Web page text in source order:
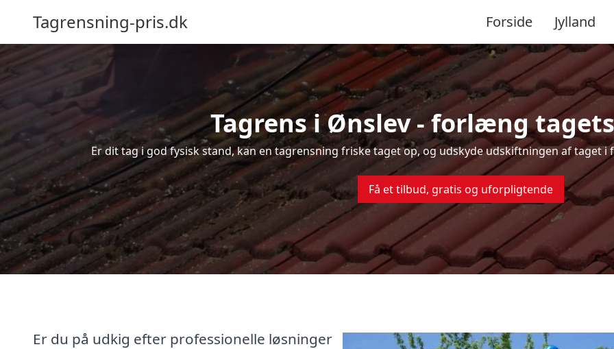
Tagrensning-pris.dk Forside Jylland
Tagrens i Ønslev - forlæng
Er dit tag i god fysisk stand, kan en tagrensning friske taget op, og udskyde udskiftningen af taget i
Få et tilbud, gratis og uforpligtende
Er du på udkig efter professionelle løsninger